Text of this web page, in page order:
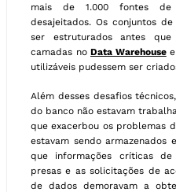
mais de 1.000 fontes de
desajeitados. Os conjuntos
ser estruturados antes
camadas no Data Warehousee
utilizáveis ​​pudessem ser
Além desses desafios
do banco não estavam
que exacerbou os problemas
estavam sendo armazenados
que informações críticas de
presas e as solicitações de
de dados demoravam a